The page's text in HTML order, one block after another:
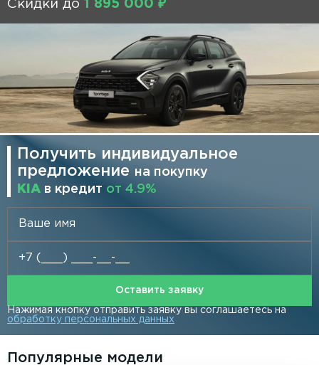
Скидки до 1 895 000 ₽
Получить индивидуальное
предложение на покупку
KIA в кредит от 4.9%
Оставить заявку
Нажимая кнопку отправить заявку вы соглашаетесь на
обработку персональных данных
Популярные модели